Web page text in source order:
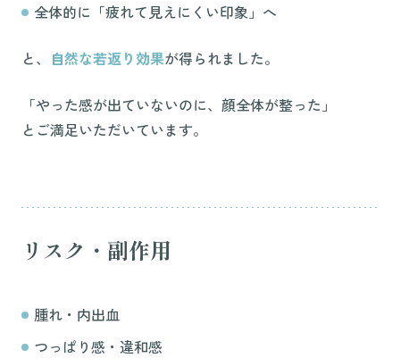
全体的に「疲れて見えにくい印象」へ
と、 自然な若返り効果が得られました。
「やった感が出ていないのに、顔全体が整った」
とご満足いただいています。
リスク・副作用
腫れ・内出血
つっぱり感・違和感